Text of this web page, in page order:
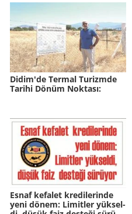
Didim'de Ter­mal Tu­rizm­de
Ta­ri­hi Dönüm Nok­ta­sı:
Esnaf ke­fa­let kre­di­le­rin­de
yeni dönem: Li­mit­ler yük­sel­